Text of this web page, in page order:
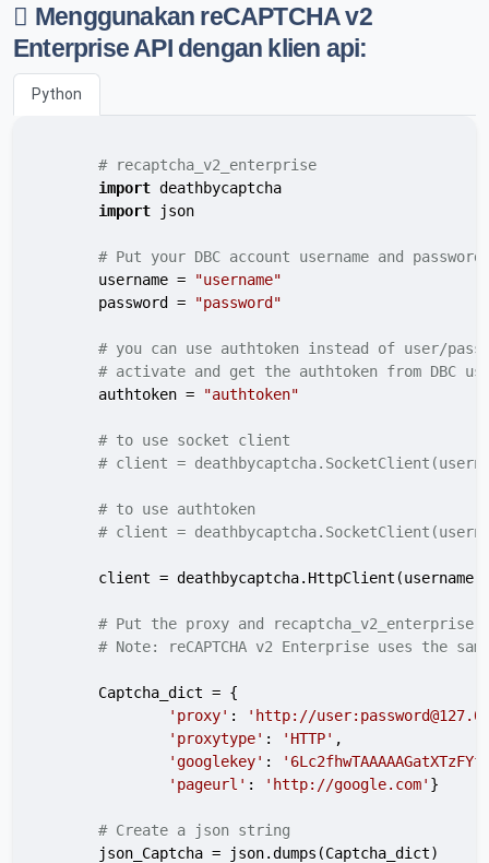
Menggunakan reCAPTCHA v2
Enterprise API dengan klien api:
Python
# recaptcha_v2_enterprise
import deathbycaptcha
import json
# Put your DBC account username and
        username =
"username"
        password =
"password"
# you can use authtoken instead of user/
# activate and get the authtoken from DBC
        authtoken =
"authtoken"
# to use socket client
# client =
# to use authtoken
# client =
client = deathbycaptcha.HttpClient(username,
# Put the proxy and recaptcha_v2_enterprise
# Note: reCAPTCHA v2 Enterprise uses the
        Captcha_dict = {
'proxy' :
'http://
'proxytype' : 'HTTP' ,
'googlekey' :
'pageurl' : 'http://google.com' }
# Create a json string
        json_Captcha = json.dumps(Captcha_dict)